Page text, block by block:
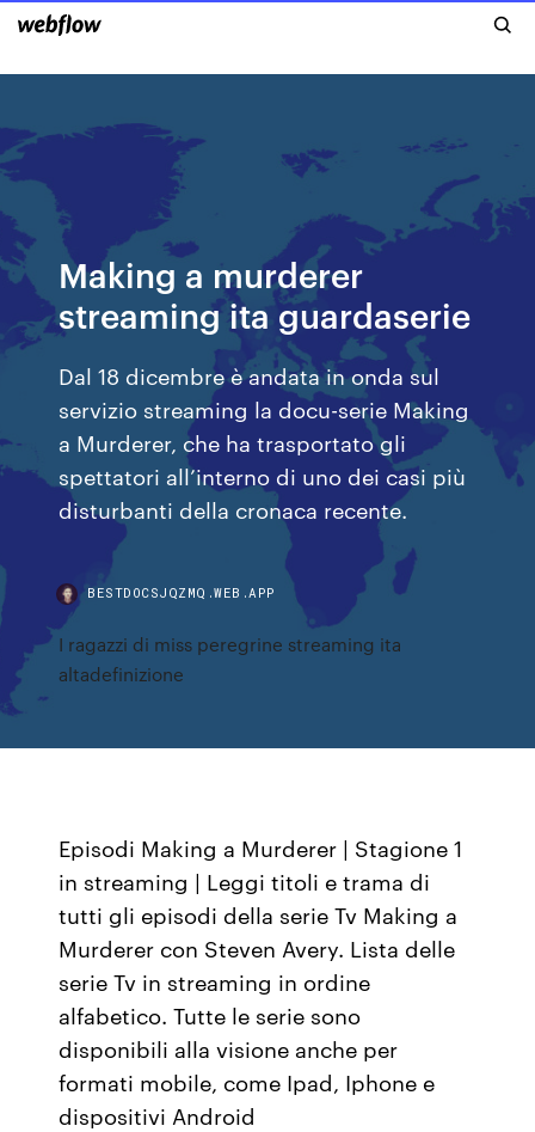
Making a murderer
streaming ita guardaserie
Dal 18 dicembre è andata in onda sul
servizio streaming la docu-serie Making
a Murderer, che ha trasportato gli
spettatori all’interno di uno dei casi più
disturbanti della cronaca recente.
BESTDOCSJQZMQ.WEB.APP
I ragazzi di miss peregrine streaming ita
altadefinizione
Episodi Making a Murderer | Stagione 1
in streaming | Leggi titoli e trama di
tutti gli episodi della serie Tv Making a
Murderer con Steven Avery. Lista delle
serie Tv in streaming in ordine
alfabetico. Tutte le serie sono
disponibili alla visione anche per
formati mobile, come Ipad, Iphone e
dispositivi Android